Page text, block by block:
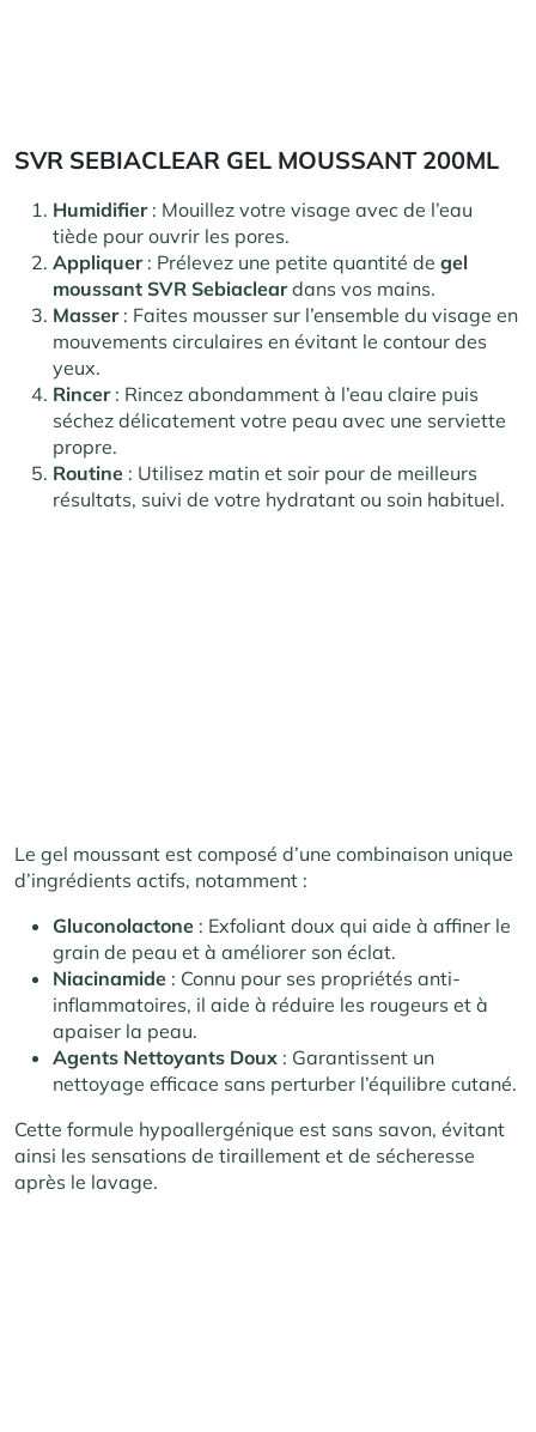
SVR SEBIACLEAR GEL MOUSSANT 200ML
Humidifier: Mouillez votre visage avec de l’eau
tiède pour ouvrir les pores.
Appliquer: Prélevez une petite quantité de gel
moussant SVR Sebiacleardans vos mains.
Masser: Faites mousser sur l’ensemble du visage en
mouvements circulaires en évitant le contour des
yeux.
Rincer: Rincez abondamment à l’eau claire puis
séchez délicatement votre peau avec une serviette
propre.
Routine : Utilisez matin et soir pour de meilleurs
résultats, suivi de votre hydratant ou soin habituel.
Le gel moussant est composé d’une combinaison unique
d’ingrédients actifs, notamment :
Gluconolactone : Exfoliant doux qui aide à affiner le
grain de peau et à améliorer son éclat.
Niacinamide : Connu pour ses propriétés anti-
inflammatoires, il aide à réduire les rougeurs et à
apaiser la peau.
Agents Nettoyants Doux : Garantissent un
nettoyage efficace sans perturber l’équilibre cutané.
Cette formule hypoallergénique est sans savon, évitant
ainsi les sensations de tiraillement et de sécheresse
après le lavage.